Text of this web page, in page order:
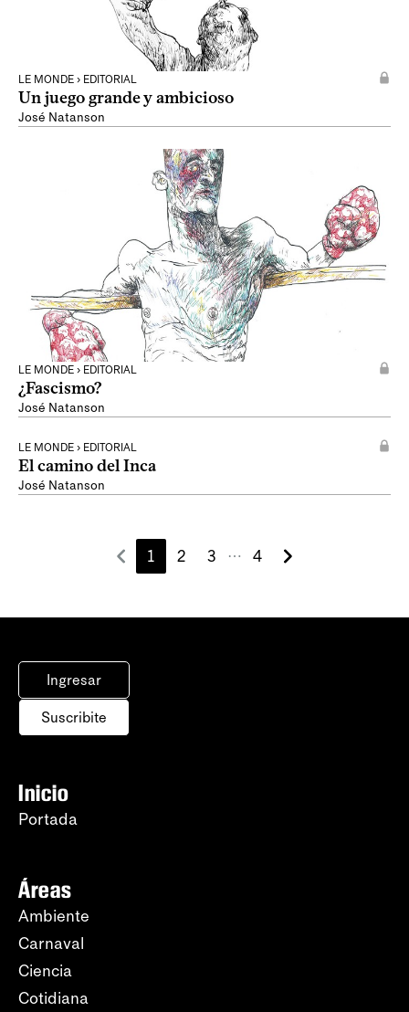
LE MONDE › EDITORIAL
Un juego grande y ambicioso
José Natanson
LE MONDE › EDITORIAL
¿Fascismo?
José Natanson
LE MONDE › EDITORIAL
El camino del Inca
José Natanson
1 2 3 ⋯ 4
Ingresar
Suscribite
Inicio
Portada
Áreas
Ambiente
Carnaval
Ciencia
Cotidiana